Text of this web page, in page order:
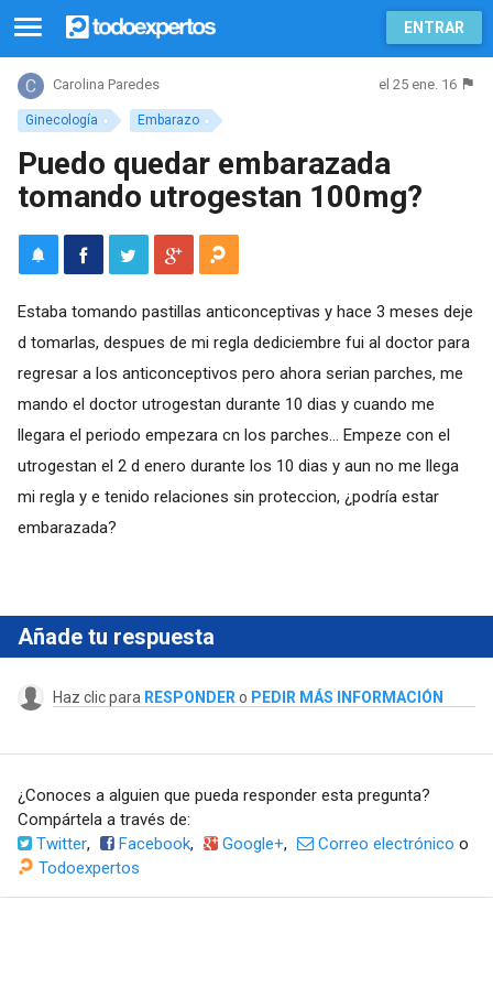
ENTRAR
Ginecología Embarazo
Carolina Paredes el 25 ene. 16
Puedo quedar embarazada
tomando utrogestan 100mg?
Estaba tomando pastillas anticonceptivas y hace 3 meses deje
d tomarlas, despues de mi regla dediciembre fui al doctor para
regresar a los anticonceptivos pero ahora serian parches, me
mando el doctor utrogestan durante 10 dias y cuando me
llegara el periodo empezara cn los parches... Empeze con el
utrogestan el 2 d enero durante los 10 dias y aun no me llega
mi regla y e tenido relaciones sin proteccion, ¿podría estar
embarazada?
Añade tu respuesta
Haz clic para RESPONDER o PEDIR MÁS INFORMACIÓN
¿Conoces a alguien que pueda responder esta pregunta?
Compártela a través de:
Twitter, Facebook, Google+, Correo electrónico o
Todoexpertos